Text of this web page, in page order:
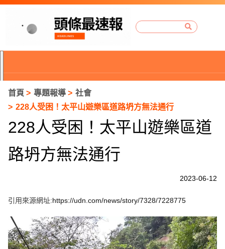
首頁 專題報導
社會
228人受困！太平山遊樂區道路坍方無法通行
228人受困！太平山遊樂區道
路坍方無法通行
2023-06-12
引用來源網址:https://udn.com/news/story/7328/7228775